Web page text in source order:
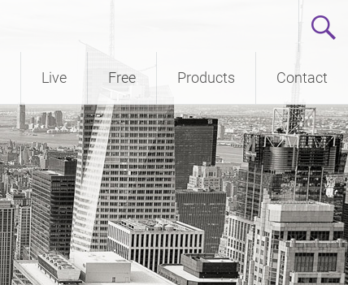
Live Free Products Contact